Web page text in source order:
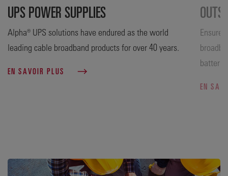
UPS POWER SUPPLIES
Alpha® UPS solutions have endured as the world
leading cable broadband products for over 40 years.
EN SAVOIR PLUS
Ensure
EN